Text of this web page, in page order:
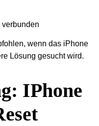
wenn das iPhone
Lösung gesucht wird.
IPhone